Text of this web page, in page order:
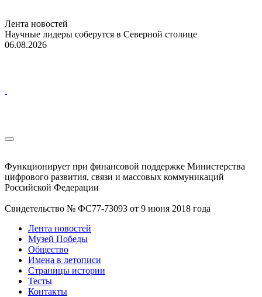
Лента новостей
Научные лидеры соберутся в Северной столице
06.08.2026
Функционирует при финансовой поддержке Министерства
цифрового развития, связи и массовых коммуникаций
Российской Федерации
Свидетельство № ФС77-73093 от 9 июня 2018 года
Лента новостей
Музей Победы
Общество
Имена в летописи
Страницы истории
Тесты
Контакты